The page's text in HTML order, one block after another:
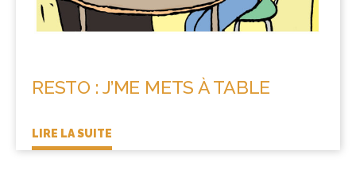
RESTO : J’ME METS À TABLE
LIRE LA SUITE